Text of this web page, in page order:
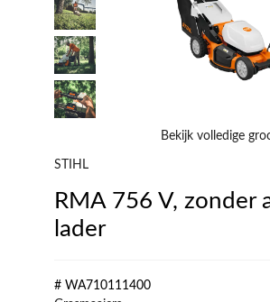
Bekijk volledige
STIHL
RMA 756 V, zonder
lader
# WA710111400